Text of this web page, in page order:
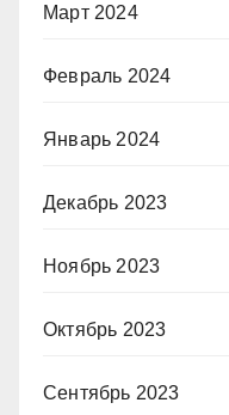
Март 2024
Февраль 2024
Январь 2024
Декабрь 2023
Ноябрь 2023
Октябрь 2023
Сентябрь 2023